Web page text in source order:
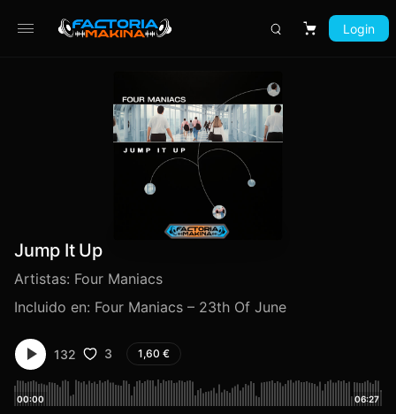
Carrito
Login
Jump It Up
Artistas: Four Maniacs
Incluido en: Four Maniacs – 23th Of June
132 3 1,60 €
00:00 06:27